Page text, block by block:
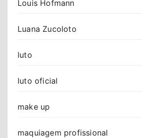
Louis Hofmann
Luana Zucoloto
luto
luto oficial
make up
maquiagem profissional